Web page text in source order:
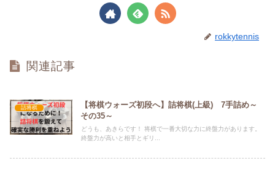
rokkytennis
関連記事
詰将棋
【将棋ウォーズ初段へ】詰将棋(上級) 7手詰め～
その35～
どうも、あきらです！ 将棋で一番大切な力に終盤力があります。
終盤力が高いと相手とギリ...